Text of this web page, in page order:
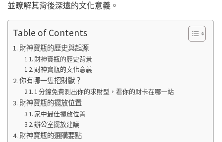
並瞭解其背後深遠的文化意義。
Table of Contents
財神寶瓶的歷史與起源
財神寶瓶的歷史背景
財神寶瓶的文化意義
你有哪一隻招財獸？
1 分鐘免費測出你的求財型，看你的財卡在哪一站
財神寶瓶的擺放位置
家中最佳擺放位置
辦公室擺放建議
財神寶瓶的選購要點